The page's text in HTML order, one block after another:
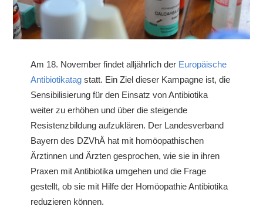
Am 18. November findet alljährlich der Europäische
Antibiotikatag statt. Ein Ziel dieser Kampagne ist, die
Sensibilisierung für den Einsatz von Antibiotika
weiter zu erhöhen und über die steigende
Resistenzbildung aufzuklären. Der Landesverband
Bayern des DZVhÄ hat mit homöopathischen
Ärztinnen und Ärzten gesprochen, wie sie in ihren
Praxen mit Antibiotika umgehen und die Frage
gestellt, ob sie mit Hilfe der Homöopathie Antibiotika
reduzieren können.